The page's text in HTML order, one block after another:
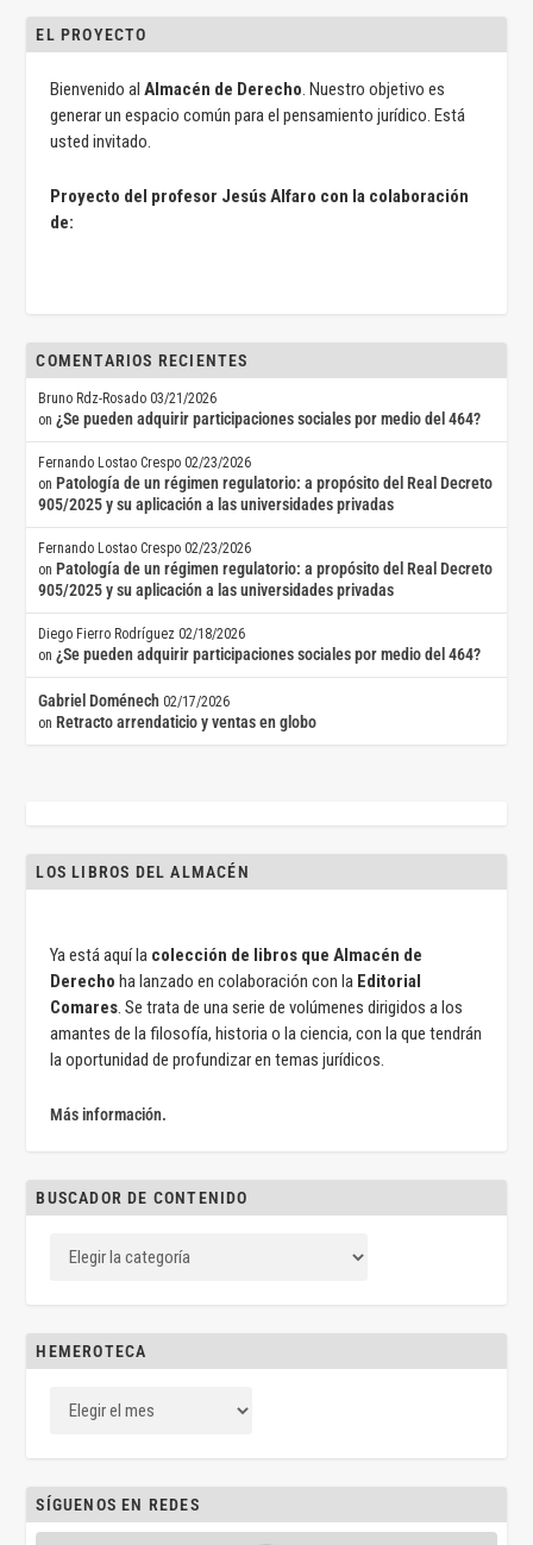
EL PROYECTO
Bienvenido alAlmacén de Derecho. Nuestro objetivo es
generar un espacio común para el pensamiento jurídico. Está
usted invitado.
Proyecto del profesor Jesús Alfaro con la colaboración
de:
COMENTARIOS RECIENTES
Bruno Rdz-Rosado 03/21/2026
on¿Se pueden adquirir participaciones sociales por medio del 464?
Fernando Lostao Crespo 02/23/2026
on Patología de un régimen regulatorio: a propósito del Real Decreto
905/2025 y su aplicación a las universidades privadas
Fernando Lostao Crespo 02/23/2026
on Patología de un régimen regulatorio: a propósito del Real Decreto
905/2025 y su aplicación a las universidades privadas
Diego Fierro Rodríguez 02/18/2026
on¿Se pueden adquirir participaciones sociales por medio del 464?
Gabriel Doménech 02/17/2026
on Retracto arrendaticio y ventas en globo
LOS LIBROS DEL ALMACÉN
Ya está aquí la colección de libros que Almacén de
Derecho ha lanzado en colaboración con la Editorial
Comares. Se trata de una serie de volúmenes dirigidos a los
amantes de la filosofía, historia o la ciencia, con la que tendrán
la oportunidad de profundizar en temas jurídicos.
Más información.
BUSCADOR DE CONTENIDO
HEMEROTECA
SÍGUENOS EN REDES